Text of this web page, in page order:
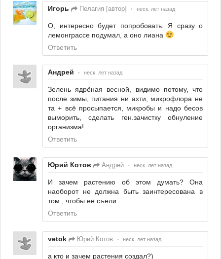
Игорь Пелагия [автор] • неск. лет назад
О, интересно будет попробовать. Я сразу о
лемонграссе подумал, а оно лиана
Ответить
Андрей • неск. лет назад
Зелень ядрёная весной, видимо потому, что
после зимы, питания ни ахти, микрофлора не
та + всё просыпается, микробы и надо бесов
выморить, сделать ген.зачистку обнуление
организма!
Ответить
Юрий Котов Андрей • неск. лет назад
И зачем растению об этом думать? Она
наоборот не должна быть заинтересована в
том , чтобы ее съели.
Ответить
vetok Юрий Котов • неск. лет назад
а кто и зачем растения создал?)